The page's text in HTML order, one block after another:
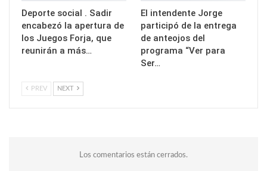
Deporte social . Sadir
encabezó la apertura de
los Juegos Forja, que
reunirán a más…
El intendente Jorge
participó de la entrega
de anteojos del
programa “Ver para
Ser…
PREV NEXT
Los comentarios están cerrados.